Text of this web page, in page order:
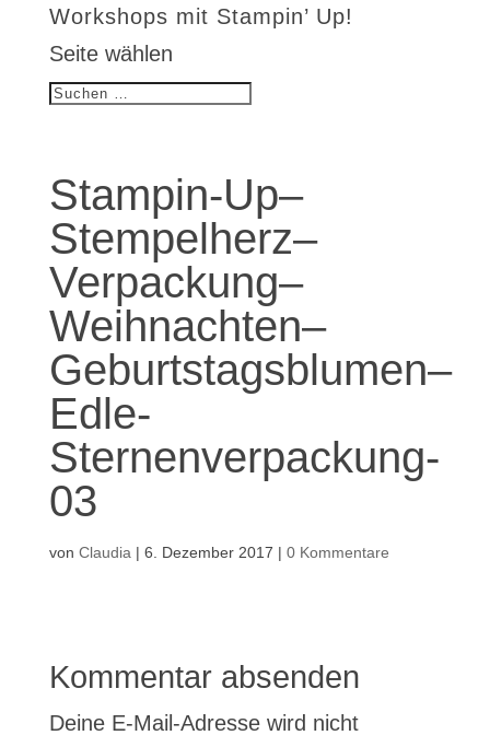
Workshops mit Stampin’ Up!
Seite wählen
Stampin-Up–
Stempelherz–
Verpackung–
Weihnachten–
Geburtstagsblumen–
Edle-
Sternenverpackung-
03
von Claudia | 6. Dezember 2017 | 0 Kommentare
Kommentar absenden
Deine E-Mail-Adresse wird nicht